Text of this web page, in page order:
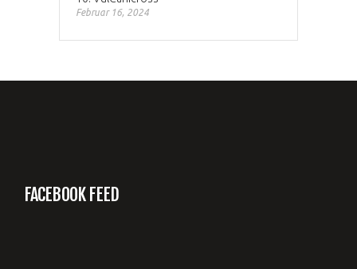
Februar 16, 2024
FACEBOOK FEED